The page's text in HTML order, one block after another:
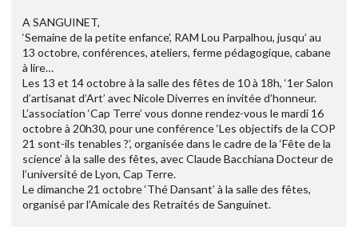
A SANGUINET,
‘Semaine de la petite enfance’, RAM Lou Parpalhou, jusqu’ au
13 octobre, conférences, ateliers, ferme pédagogique, cabane
à lire…
Les 13 et 14 octobre à la salle des fêtes de 10 à 18h, ‘1er Salon
d’artisanat d’Art’ avec Nicole Diverres en invitée d’honneur.
L’association ‘Cap Terre’ vous donne rendez-vous le mardi 16
octobre à 20h30, pour une conférence ‘Les objectifs de la COP
21 sont-ils tenables ?’, organisée dans le cadre de la ‘Fête de la
science’ à la salle des fêtes, avec Claude Bacchiana Docteur de
l’université de Lyon, Cap Terre.
Le dimanche 21 octobre ‘Thé Dansant’ à la salle des fêtes,
organisé par l’Amicale des Retraités de Sanguinet.